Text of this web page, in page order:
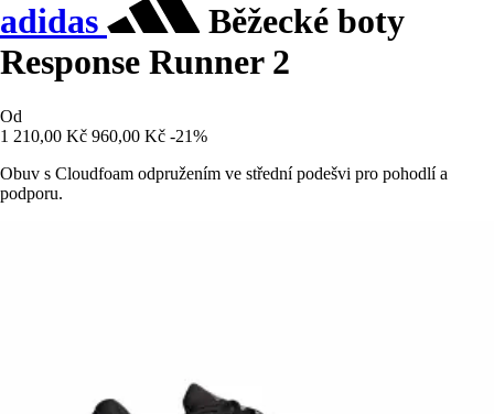
adidas
Běžecké boty
Response Runner 2
Od
1 210,00 Kč 960,00 Kč -21%
Obuv s Cloudfoam odpružením ve střední podešvi pro pohodlí a
podporu.